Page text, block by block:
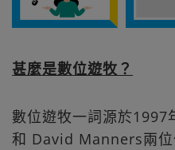
甚麼是數位遊牧？
數位遊牧一詞源於
和 David Manners兩